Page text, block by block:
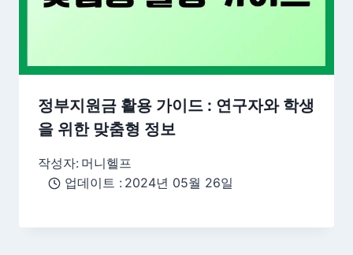
정부지원금 활용 가이드 : 연구자와 학생
을 위한 맞춤형 정보
작성자: 머니헬프
업데이트 : 2024년 05월 26일